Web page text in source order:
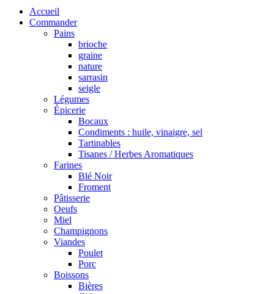
Accueil
Commander
Pains
brioche
graine
nature
sarrasin
seigle
Légumes
Épicerie
Bocaux
Condiments : huile, vinaigre, sel
Tartinables
Tisanes / Herbes Aromatiques
Farines
Blé Noir
Froment
Pâtisserie
Oeufs
Miel
Champignons
Viandes
Poulet
Porc
Boissons
Bières